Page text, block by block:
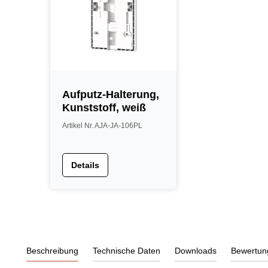
Aufputz-Halterung,
Kunststoff, weiß
Artikel Nr. AJA-JA-106PL
Details
Beschreibung Technische Daten Downloads